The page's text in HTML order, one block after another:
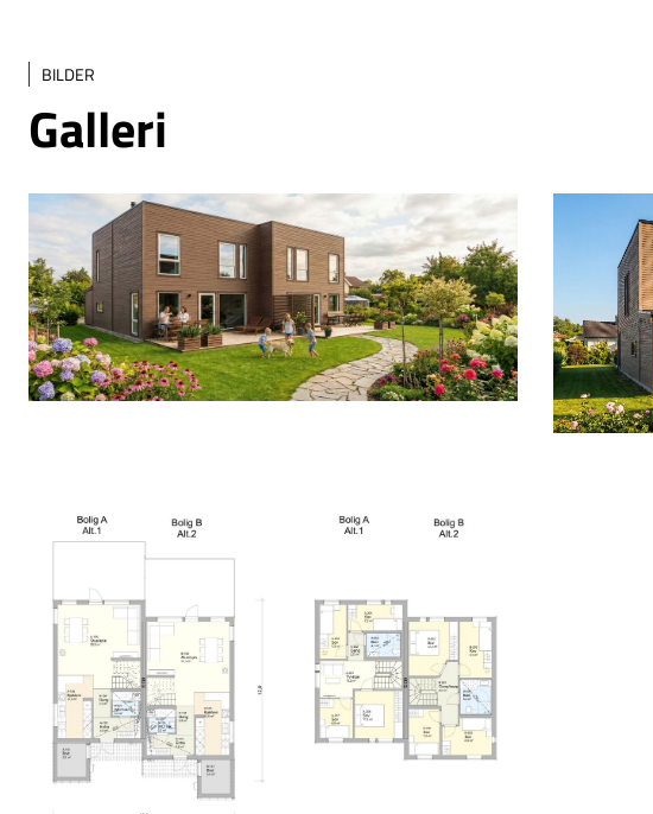
BILDER
Galleri